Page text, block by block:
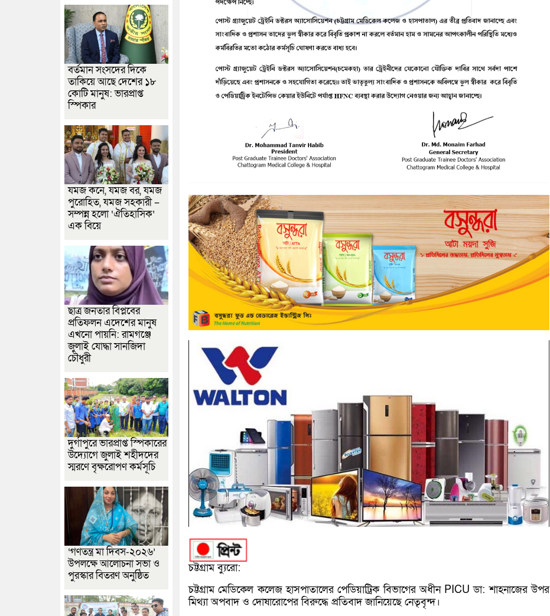
চট্টগ্রাম ব্যুরো:
চট্টগ্রাম মেডিকেল কলেজ হাসপাতালের পেডিয়াট্রিক বিভাগের অধীন PICU ডা: শাহনাজের উপর
মিথ্যা অপবাদ ও দোষারোপের বিরুদ্ধে প্রতিবাদ জানিয়েছে নেতৃবৃন্দ।
বর্তমান সংসদের দিকে
তাকিয়ে আছে দেশের ১৮
কোটি মানুষ: ভারপ্রাপ্ত
স্পিকার
যমজ কনে, যমজ বর, যমজ
পুরোহিত, যমজ সহকারী –
সম্পন্ন হলো ‘ঐতিহাসিক’
এক বিয়ে
ছাত্র জনতার বিপ্লবের
প্রতিফলন এদেশের মানুষ
এখনো পায়নি: রামগঞ্জে
জুলাই যোদ্ধা সানজিদা
চৌধুরী
দুর্গাপুরে ভারপ্রাপ্ত স্পিকারের
উদ্যোগে জুলাই শহীদদের
স্মরণে বৃক্ষরোপণ কর্মসূচি
‘গণতন্ত্র মা দিবস-২০২৬’
উপলক্ষে আলোচনা সভা ও
পুরস্কার বিতরণ অনুষ্ঠিত